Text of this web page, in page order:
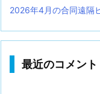
2026年4月の合同遠隔
最近のコメント